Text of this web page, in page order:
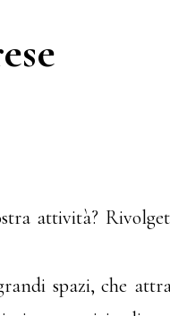
attività?
spazi, che